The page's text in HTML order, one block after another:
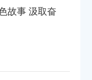
故事 汲取奋